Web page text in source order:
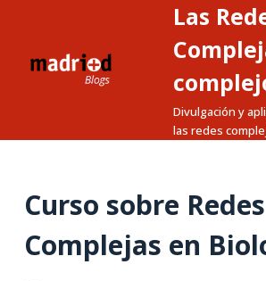
r
n
Las
Divulgación y
las redes
Curso sobre Redes
Complejas en